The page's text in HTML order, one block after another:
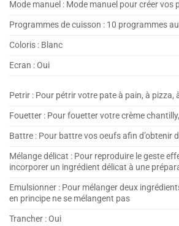
Mode manuel : Mode manuel pour créer vos
Programmes de cuisson : 10 programmes
Coloris : Blanc
Ecran :Oui
Petrir : Pour pétrir votre pate à pain, à pizza,
Fouetter : Pour fouetter votre crème
Battre : Pour battre vos oeufs afin d’obtenir
Mélange délicat : Pour reproduire le geste
incorporer un ingrédient délicat à une
Emulsionner : Pour mélanger deux
en principe ne se mélangent pas
Trancher :Oui